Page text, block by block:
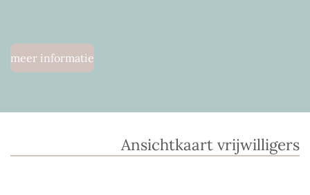
meer informatie
Ansichtkaart vrijwilligers